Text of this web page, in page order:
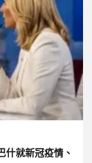
什就新冠疫情、